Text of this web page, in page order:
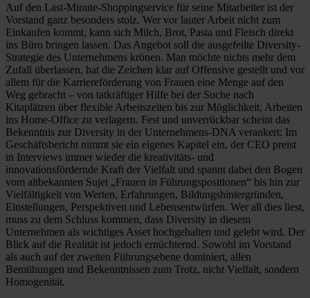
Auf den Last-Minute-Shoppingservice für seine Mitarbeiter ist der
Vorstand ganz besonders stolz. Wer vor lauter Arbeit nicht zum
Einkaufen kommt, kann sich Milch, Brot, Pasta und Fleisch direkt
ins Büro bringen lassen. Das Angebot soll die ausgefeilte Diversity-
Strategie des Unternehmens krönen. Man möchte nichts mehr dem
Zufall überlassen, hat die Zeichen klar auf Offensive gestellt und vor
allem für die Karriereförderung von Frauen eine Menge auf den
Weg gebracht – von tatkräftiger Hilfe bei der Suche nach
Kitaplätzen über flexible Arbeitszeiten bis zur Möglichkeit, Arbeiten
ins Home-Office zu verlagern. Fest und unverrückbar scheint das
Bekenntnis zur Diversity in der Unternehmens-DNA verankert: Im
Geschäftsbericht nimmt sie ein eigenes Kapitel ein, der CEO preist
in Interviews immer wieder die kreativitäts- und
innovationsfördernde Kraft der Vielfalt und spannt dabei den Bogen
vom altbekannten Sujet „Frauen in Führungspositionen“ bis hin zur
Vielfältigkeit von Werten, Erfahrungen, Bildungshintergründen,
Einstellungen, Perspektiven und Lebensentwürfen. Wer all dies liest,
muss zu dem Schluss kommen, dass Diversity in diesem
Unternehmen als wichtiges Asset hochgehalten und gelebt wird. Der
Blick auf die Realität ist jedoch ernüchternd. Sowohl im Vorstand
als auch auf der zweiten Führungsebene dominiert, allen
Bemühungen und Bekenntnissen zum Trotz, nicht Vielfalt, sondern
Homogenität.